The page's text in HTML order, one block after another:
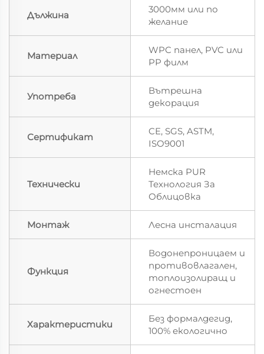
Дължина
3000мм или по
желание
Материал
WPC панел, PVC или
PP филм
Употреба
Вътрешна
декорация
Сертификат
CE, SGS, ASTM,
ISO9001
Технически
Немска PUR
Технология За
Облицовка
Монтаж Лесна инсталация
Функция
Водонепроницаем и
противовлагален,
топлоизолиращ и
огнестоен
Характеристики
Без формалдегид,
100% екологично